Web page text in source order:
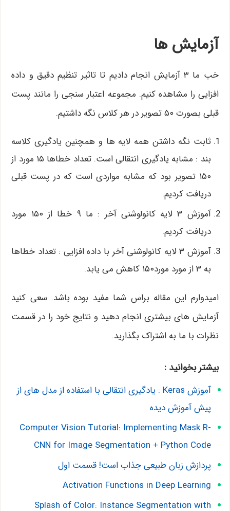
آزمایش ها
خب ما ۳ آزمایش انجام دادیم تا تاثیر تنظیم دقیق و داده
افزایی را مشاهده کنیم. مجموعه اعتبار سنجی را مانند پست
قبلی بصورت ۵۰ تصویر در هر کلاس نگه داشتیم.
ثابت نگه داشتن همه لایه ها و همچنین یادگیری کلاسه
بند : مشابه یادگیری انتقالی است. تعداد خطاها ۱۵ مورد از
۱۵۰ تصویر بود که مشابه مواردی است که در پست قبلی
دریافت کردیم.
آموزش ۳ لایه کانولوشنی آخر : ما ۹ خطا از ۱۵۰ مورد
دریافت کردیم.
آموزش ۳ لایه کانولوشنی آخر با داده افزایی : تعداد خطاها
به ۳ از مورد مورد۱۵۰ کاهش می یابد.
امیدوارم این مقاله براس شما مفید بوده باشد. سعی کنید
آزمایش های بیشتری انجام دهید و نتایج خود را در قسمت
نظرات با ما به اشتراک بگذارید.
بیشتر بخوانید :
آموزش Keras : یادگیری انتقالی با استفاده از مدل های از
پیش آموزش دیده
Computer Vision Tutorial: Implementing Mask R-
CNN for Image Segmentation + Python Code
پردازش زبان طبیعی جذاب است! قسمت اول
Activation Functions in Deep Learning
Splash of Color: Instance Segmentation with